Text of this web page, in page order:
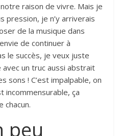
raison de vivre. Mais je
pression, je n’y arriverais
de la musique dans
de continuer à
le succès, je veux juste
un truc aussi abstrait
sons ! C’est impalpable, on
incommensurable, ça
chacun.
peu